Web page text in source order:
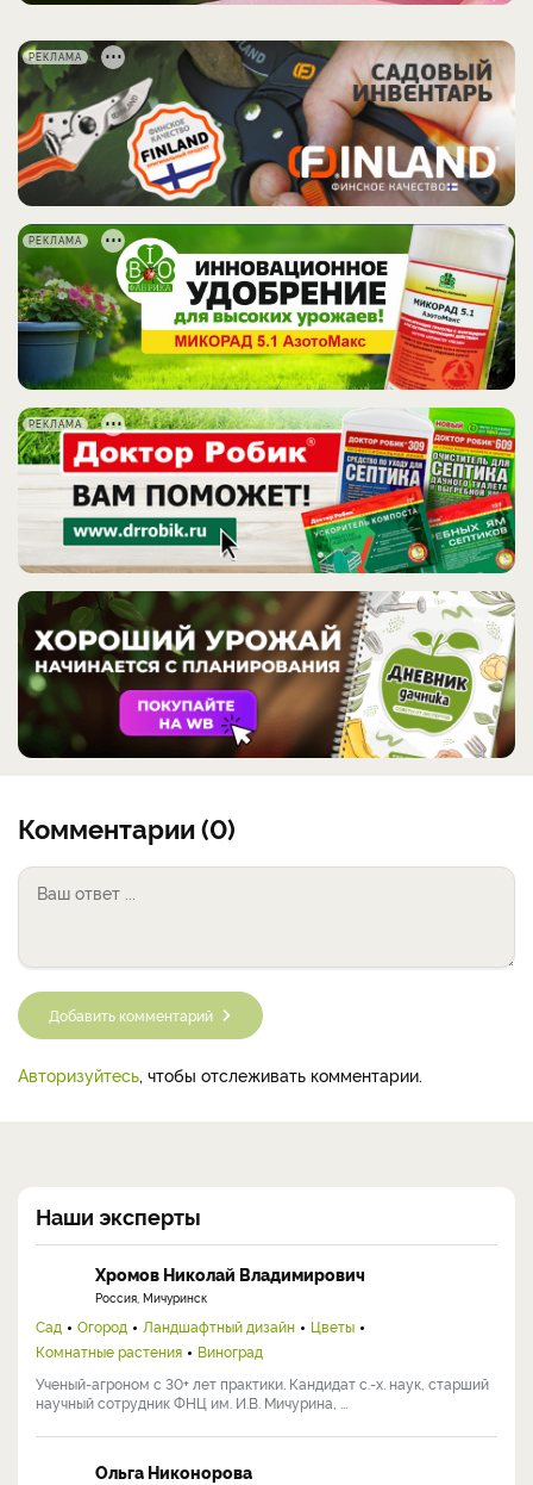
РЕКЛАМА
РЕКЛАМА
РЕКЛАМА
Комментарии (0)
Добавить комментарий
Авторизуйтесь , чтобы отслеживать комментарии.
Наши эксперты
Хромов Николай Владимирович
Россия, Мичуринск
Сад Огород Ландшафтный дизайн
Цветы
Комнатные растения
Виноград
Ученый-агроном с 30+ лет практики. Кандидат с.-х. наук, старший
научный сотрудник ФНЦ им. И.В. Мичурина, ...
Ольга Никонорова